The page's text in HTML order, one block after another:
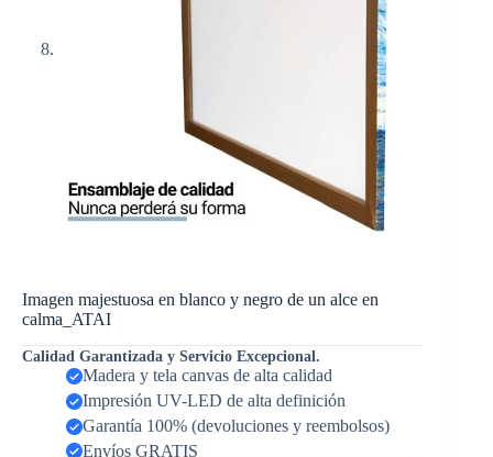
Imagen majestuosa en blanco y negro de un alce en
calma_ATAI
Calidad Garantizada y Servicio Excepcional.
Madera y tela canvas de alta calidad
Impresión UV-LED de alta definición
Garantía 100% (devoluciones y reembolsos)
Envíos GRATIS